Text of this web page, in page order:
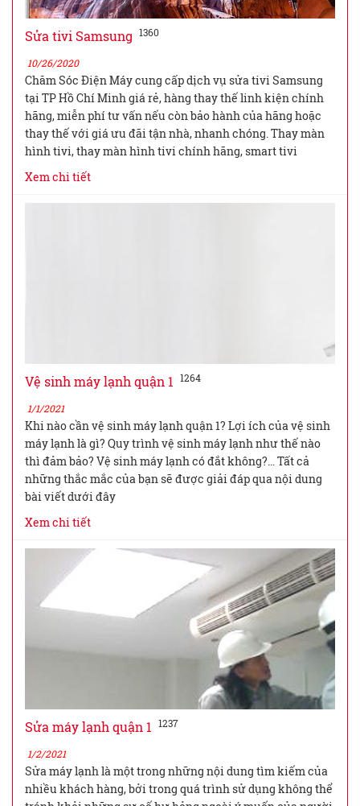
Sửa tivi Samsung 1360
10/26/2020
Chăm Sóc Điện Máy cung cấp dịch vụ sửa tivi Samsung
tại TP Hồ Chí Minh giá rẻ, hàng thay thế linh kiện chính
hãng, miễn phí tư vấn nếu còn bảo hành của hãng hoặc
thay thế với giá ưu đãi tận nhà, nhanh chóng. Thay màn
hình tivi, thay màn hình tivi chính hãng, smart tivi
Xem chi tiết
Vệ sinh máy lạnh quận 1 1264
1/1/2021
Khi nào cần vệ sinh máy lạnh quận 1? Lợi ích của vệ sinh
máy lạnh là gì? Quy trình vệ sinh máy lạnh như thế nào
thì đảm bảo? Vệ sinh máy lạnh có đắt không?… Tất cả
những thắc mắc của bạn sẽ được giải đáp qua nội dung
bài viết dưới đây
Xem chi tiết
Sửa máy lạnh quận 1 1237
1/2/2021
Sửa máy lạnh là một trong những nội dung tìm kiếm của
nhiều khách hàng, bởi trong quá trình sử dụng không thể